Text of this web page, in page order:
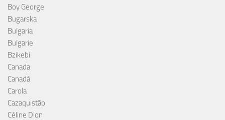
Boy George
Bugarska
Bulgaria
Bulgarie
Bzikebi
Canada
Canadá
Carola
Cazaquistão
Céline Dion